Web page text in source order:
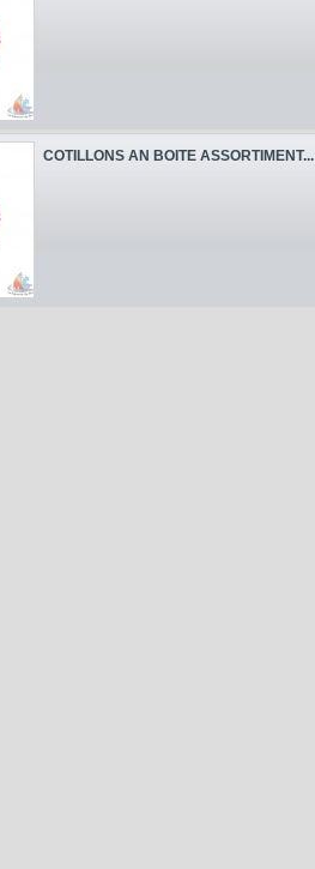
COTILLONS AN BOITE ASSORTIMENT...